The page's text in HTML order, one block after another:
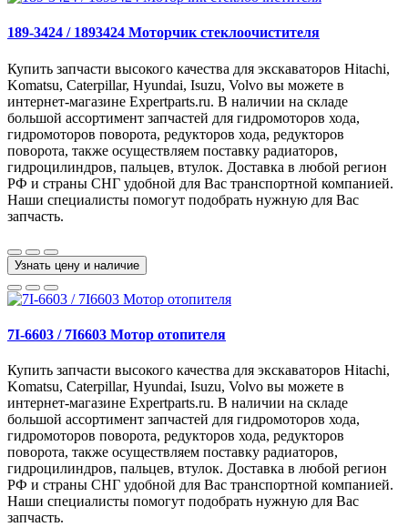
189-3424 / 1893424 Моторчик стеклоочистителя
Купить запчасти высокого качества для экскаваторов Hitachi,
Komatsu, Caterpillar, Hyundai, Isuzu, Volvo вы можете в
интернет-магазине Expertparts.ru. В наличии на складе
большой ассортимент запчастей для гидромоторов хода,
гидромоторов поворота, редукторов хода, редукторов
поворота, также осуществляем поставку радиаторов,
гидроцилиндров, пальцев, втулок. Доставка в любой регион
РФ и страны СНГ удобной для Вас транспортной компанией.
Наши специалисты помогут подобрать нужную для Вас
запчасть.
Узнать цену и наличие
7I-6603 / 7I6603 Мотор отопителя
Купить запчасти высокого качества для экскаваторов Hitachi,
Komatsu, Caterpillar, Hyundai, Isuzu, Volvo вы можете в
интернет-магазине Expertparts.ru. В наличии на складе
большой ассортимент запчастей для гидромоторов хода,
гидромоторов поворота, редукторов хода, редукторов
поворота, также осуществляем поставку радиаторов,
гидроцилиндров, пальцев, втулок. Доставка в любой регион
РФ и страны СНГ удобной для Вас транспортной компанией.
Наши специалисты помогут подобрать нужную для Вас
запчасть.